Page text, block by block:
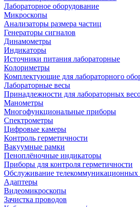
Лабораторное оборудование
Микроскопы
Анализаторы размера частиц
Генераторы сигналов
Динамометры
Индикаторы
Источники питания лабораторные
Колориметры
Комплектующие для лабораторного
Лабораторные весы
Принадлежности для лабораторных
Манометры
Многофункциональные приборы
Спектрометры
Цифровые камеры
Контроль герметичности
Вакуумные рамки
Пеноплёночные индикаторы
Приборы для контроля герметичности
Обслуживание телекоммуникационных
Адаптеры
Видеомикроскопы
Зачистка проводов